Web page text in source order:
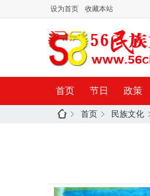
设为首页 收藏本站
首页 节日 政策
首页 民族文化